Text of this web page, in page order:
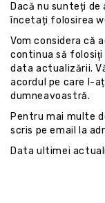
Dacă nu sunteți de
încetați folosirea
Vom considera că
continua să
data actualizării.
acordul pe care l-
dumneavoastră.
Pentru mai multe
scris pe email la
Data ultimei